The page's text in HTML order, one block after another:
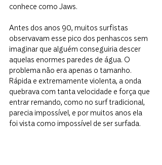
conhece como Jaws.
Antes dos anos 90, muitos surfistas
observavam esse pico dos penhascos sem
imaginar que alguém conseguiria descer
aquelas enormes paredes de água. O
problema não era apenas o tamanho.
Rápida e extremamente violenta, a onda
quebrava com tanta velocidade e força que
entrar remando, como no surf tradicional,
parecia impossível, e por muitos anos ela
foi vista como impossível de ser surfada.